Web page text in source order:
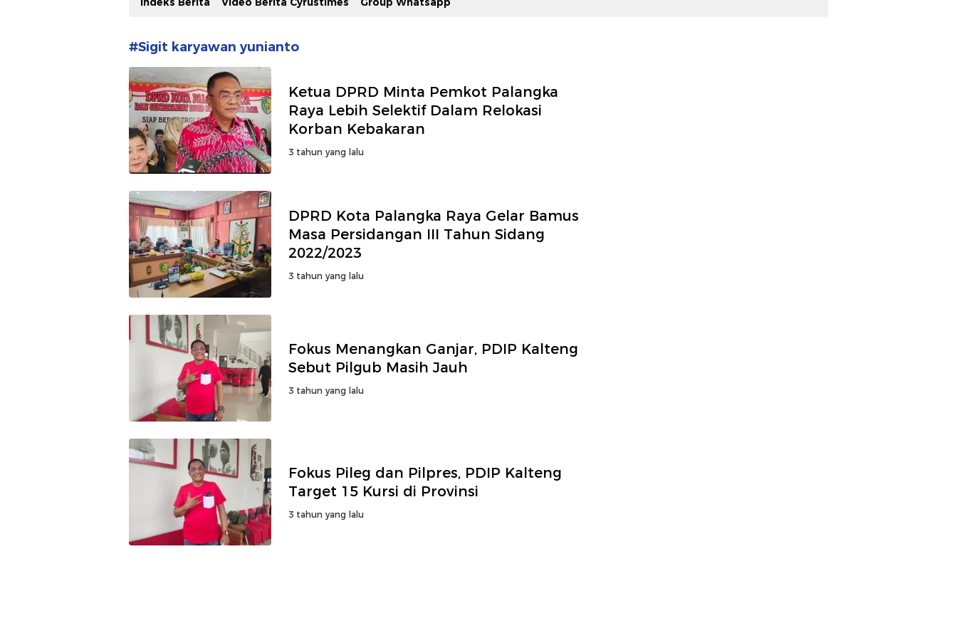
#Sigit karyawan yunianto
Ketua DPRD Minta Pemkot Palangka
Raya Lebih Selektif Dalam Relokasi
Korban Kebakaran
3 tahun yang lalu
DPRD Kota Palangka Raya Gelar Bamus
Masa Persidangan III Tahun Sidang
2022/2023
3 tahun yang lalu
Fokus Menangkan Ganjar, PDIP Kalteng
Sebut Pilgub Masih Jauh
3 tahun yang lalu
Fokus Pileg dan Pilpres, PDIP Kalteng
Target 15 Kursi di Provinsi
3 tahun yang lalu